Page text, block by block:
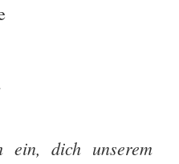
ein, dich unserem